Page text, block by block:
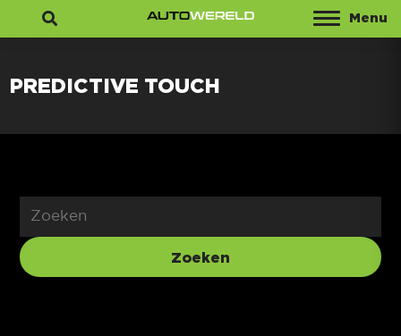
Menu
PREDICTIVE TOUCH